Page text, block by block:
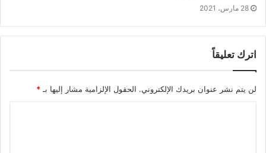
28 مارس، 2021
اترك تعليقاً
لن يتم نشر عنوان بريدك الإلكتروني. الحقول الإلزامية مشار إليها بـ *